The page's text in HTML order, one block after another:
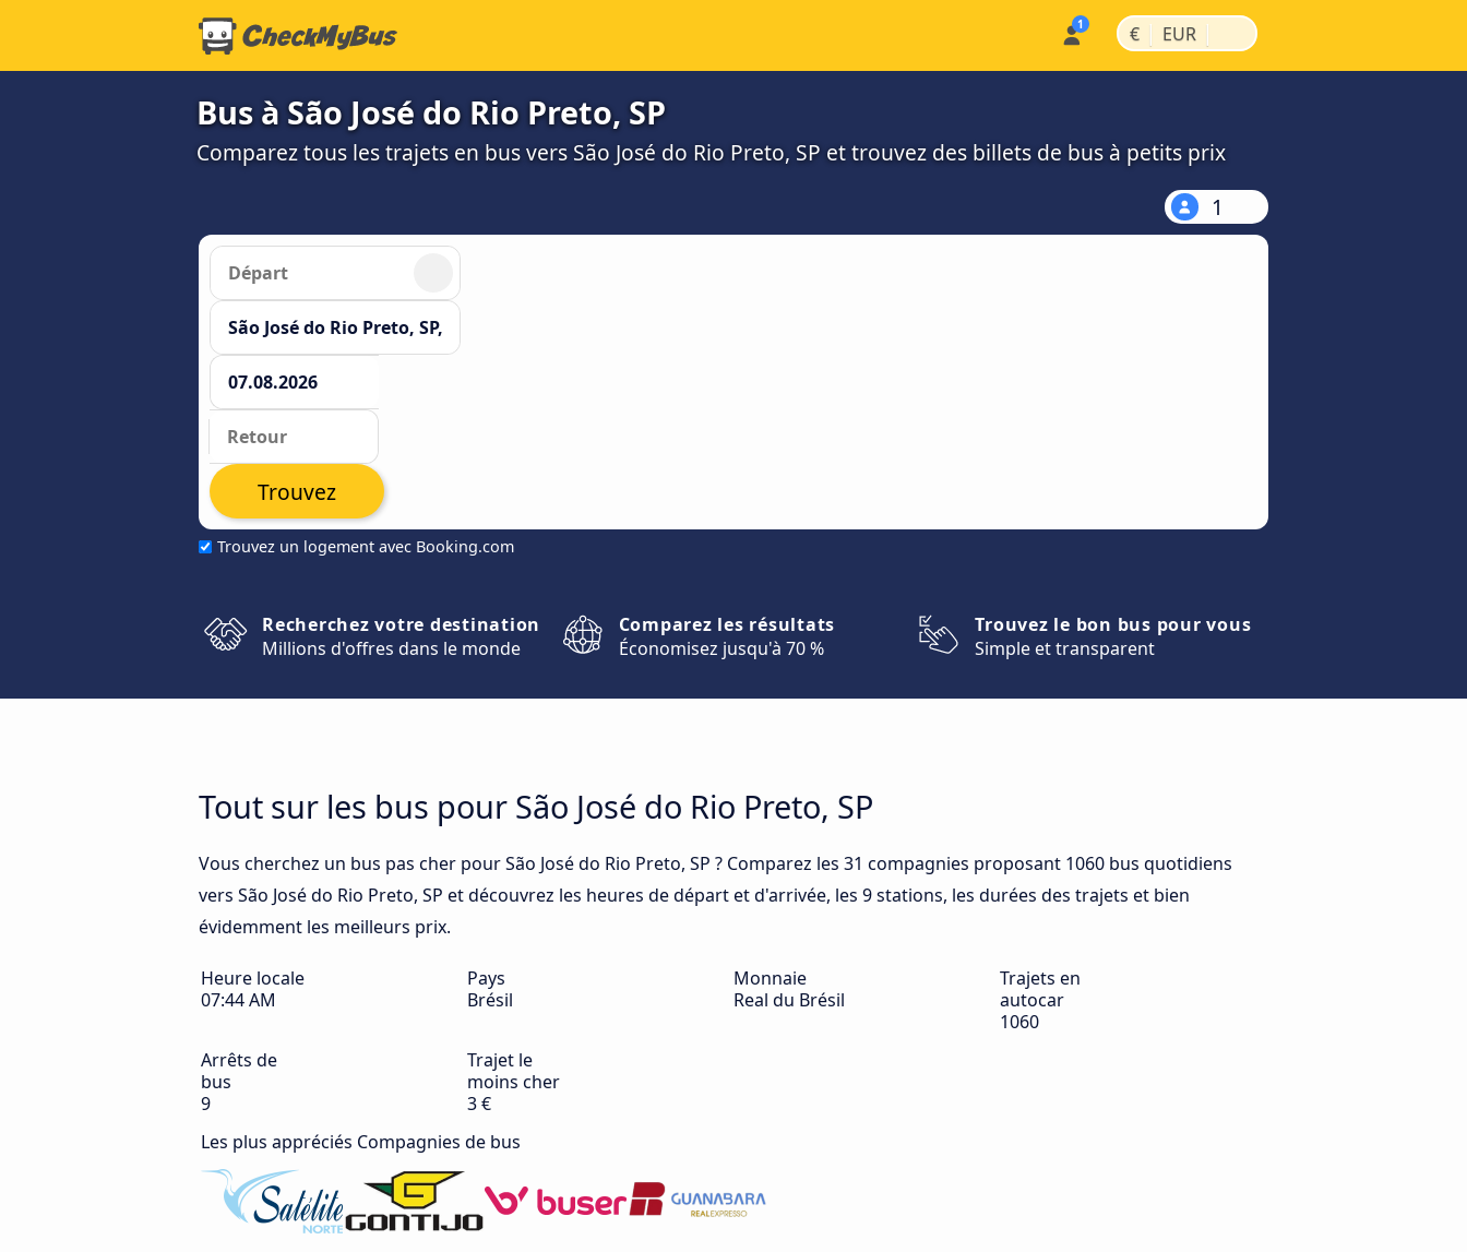
€ | EUR |
Bus à São José do Rio Preto, SP
Comparez tous les trajets en bus vers São José do Rio Preto, SP et trouvez des billets de bus à petits prix
1
Trouvez un logement avec Booking.com
Trouvez
Recherchez votre destination
Millions d'offres dans le monde
Comparez les résultats
Économisez jusqu'à 70 %
Trouvez le bon bus pour vous
Simple et transparent
Tout sur les bus pour São José do Rio Preto, SP
Vous cherchez un bus pas cher pour São José do Rio Preto, SP ? Comparez les 31 compagnies proposant 1060 bus quotidiens
vers São José do Rio Preto, SP et découvrez les heures de départ et d'arrivée, les 9 stations, les durées des trajets et bien
évidemment les meilleurs prix.
Heure locale
07:44 AM
Pays
Brésil
Monnaie
Real du Brésil
Trajets en
autocar
1060
Arrêts de
bus
9
Trajet le
moins cher
3 €
Les plus appréciés Compagnies de bus